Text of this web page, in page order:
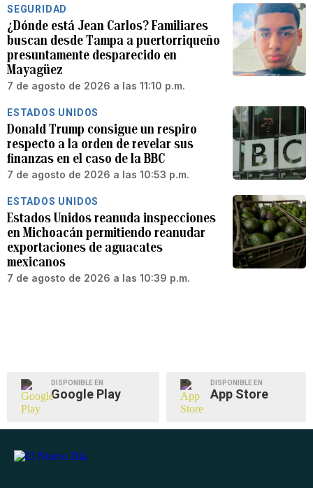
SEGURIDAD
¿Dónde está Jean Carlos? Familiares
buscan desde Tampa a puertorriqueño
presuntamente desparecido en
Mayagüez
7 de agosto de 2026 a las 11:10 p.m.
ESTADOS UNIDOS
Donald Trump consigue un respiro
respecto a la orden de revelar sus
finanzas en el caso de la BBC
7 de agosto de 2026 a las 10:53 p.m.
ESTADOS UNIDOS
Estados Unidos reanuda inspecciones
en Michoacán permitiendo reanudar
exportaciones de aguacates
mexicanos
7 de agosto de 2026 a las 10:39 p.m.
DISPONIBLE EN
Google Play
DISPONIBLE EN
App Store